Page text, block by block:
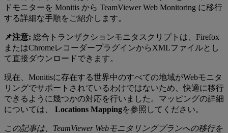
ドモニターを Monitis から TeamViewer Web Monitoring に移行
する詳細な手順をご紹介します。
📌注意: 総合トランザクションモニタスクリプトは、Firefox
またはChromeレコーダープラグインからXMLファイルとし
て直接ダウンロードできます。
現在、Monitisに存在する世界中のすべての地域がWebモニタ
リングでサポートされているわけではないため、快適に移行
できるように幾つかの対応を行いました。マッピングの詳細
については、 Locations Mappingを参照してください。
この記事は、TeamViewer Webモニタリングプランへの移行を